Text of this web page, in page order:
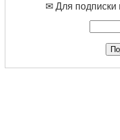
✉ Для подписки